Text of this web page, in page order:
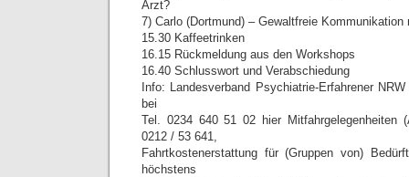
Arzt?
7) Carlo (Dortmund) – Gewaltfreie
15.30 Kaffeetrinken
16.15 Rückmeldung aus den Workshops
16.40 Schlusswort und Verabschiedung
Info: Landesverband Psychiatrie-Erfahrener
bei
Tel. 0234 640 51 02 hier Mitfahrgelegenheiten
0212 / 53 641,
Fahrtkostenerstattung für (Gruppen von)
höchstens